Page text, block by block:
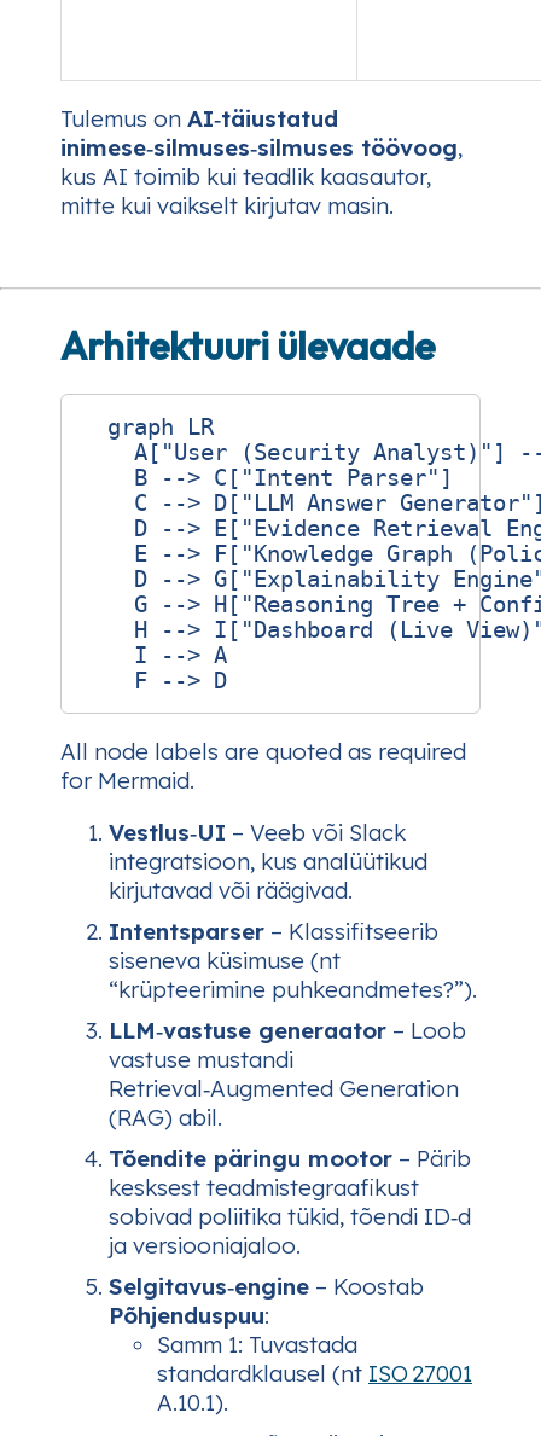
Tulemus on AI‑täiustatud
inimese‑silmuses‑silmuses töövoog,
kus AI toimib kui teadlik kaasautor,
mitte kui vaikselt kirjutav masin.
Arhitektuuri ülevaade
  graph LR
A["User (Security Analyst)"]
    B --> C["Intent Parser"]
C --> D["LLM Answer
D --> E["Evidence Retrieval
E --> F["Knowledge Graph
D --> G["Explainability
G --> H["Reasoning Tree +
H --> I["Dashboard (Live
    I --> A
All node labels are quoted as required
for Mermaid.
Vestlus‑UI – Veeb või Slack
integratsioon, kus analüütikud
kirjutavad või räägivad.
Intentsparser – Klassifitseerib
siseneva küsimuse (nt
“krüpteerimine puhkeandmetes?”).
LLM‑vastuse generaator – Loob
vastuse mustandi
Retrieval‑Augmented Generation
(RAG) abil.
Tõendite päringu mootor – Pärib
kesksest teadmistegraafikust
sobivad poliitika tükid, tõendi ID‑d
ja versiooniajaloo.
Selgitavus‑engine – Koostab
Põhjenduspuu:
Samm 1: Tuvastada
standardklausel (nt ISO 27001
A.10.1).